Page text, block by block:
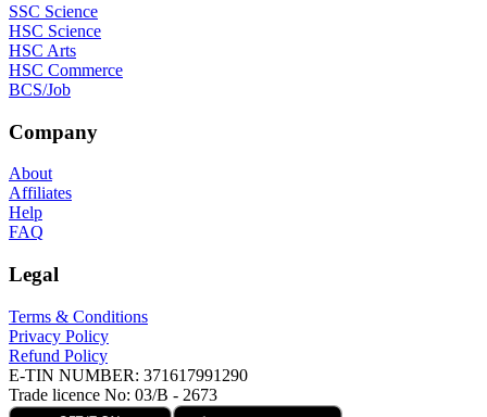
SSC Science
HSC Science
HSC Arts
HSC Commerce
BCS/Job
Company
About
Affiliates
Help
FAQ
Legal
Terms & Conditions
Privacy Policy
Refund Policy
E-TIN NUMBER: 371617991290
Trade licence No: 03/B - 2673